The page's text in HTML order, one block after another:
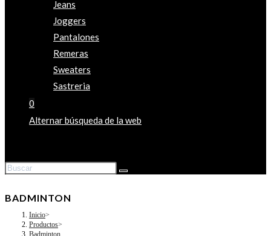
Jeans
Joggers
Pantalones
Remeras
Sweaters
Sastreria
0
Alternar búsqueda de la web
BADMINTON
Inicio>
Productos>
Badminton